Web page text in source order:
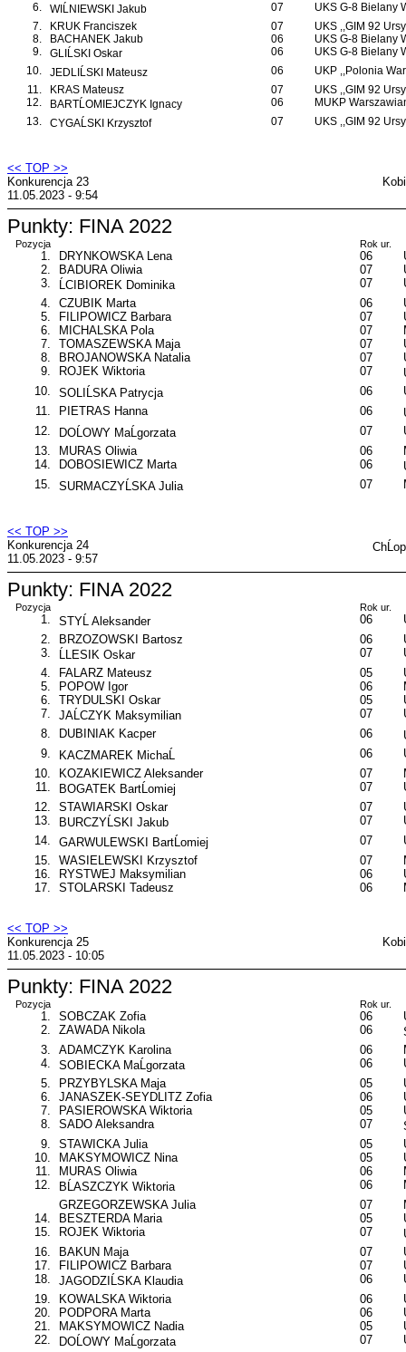
6.
WIĹNIEWSKI Jakub 07
UKS G-8 Bielany
7.
KRUK Franciszek 07
UKS ,,GIM 92
8.
BACHANEK Jakub 06
UKS G-8 Bielany
9.
GLIĹSKI Oskar 06
UKS G-8 Bielany
10.
JEDLIĹSKI Mateusz 06
UKP ,,Polonia
11.
KRAS Mateusz 07
UKS ,,GIM 92
12.
BARTĹOMIEJCZYK Ignacy 06
MUKP
13.
CYGAĹSKI Krzysztof 07 UKS ,,GIM 92
<< TOP >>
Konkurencja 23
11.05.2023 - 9:54
Punkty: FINA 2022
Pozycja Rok ur.
1. DRYNKOWSKA Lena 06
2.
BADURA Oliwia 07
3.
ĹCIBIOREK Dominika 07
4.
CZUBIK Marta 06
5.
FILIPOWICZ Barbara 07
6.
MICHALSKA Pola 07
7.
TOMASZEWSKA Maja 07
8.
BROJANOWSKA Natalia 07
9.
ROJEK Wiktoria 07
10.
SOLIĹSKA Patrycja 06
11.
PIETRAS Hanna 06
12.
DOĹOWY MaĹgorzata 07
13.
MURAS Oliwia 06
14.
DOBOSIEWICZ Marta 06
15.
SURMACZYĹSKA Julia 07
<< TOP >>
Konkurencja 24
11.05.2023 - 9:57
Punkty: FINA 2022
Pozycja Rok ur.
1. STYĹ Aleksander 06
2.
BRZOZOWSKI Bartosz 06
3.
ĹLESIK Oskar 07
4.
FALARZ Mateusz 05
5.
POPOW Igor 06
6.
TRYDULSKI Oskar 05
7.
JAĹCZYK Maksymilian 07
8.
DUBINIAK Kacper 06
9.
KACZMAREK MichaĹ 06
10.
KOZAKIEWICZ Aleksander 07
11.
BOGATEK BartĹomiej 07
12.
STAWIARSKI Oskar 07
13.
BURCZYĹSKI Jakub 07
14.
GARWULEWSKI BartĹomiej 07
15.
WASIELEWSKI Krzysztof 07
16.
RYSTWEJ Maksymilian 06
17.
STOLARSKI Tadeusz 06
<< TOP >>
Konkurencja 25
11.05.2023 - 10:05
Punkty: FINA 2022
Pozycja Rok ur.
1. SOBCZAK Zofia 06
2.
ZAWADA Nikola 06
3.
ADAMCZYK Karolina 06
4.
SOBIECKA MaĹgorzata 06
5.
PRZYBYLSKA Maja 05
6.
JANASZEK-SEYDLITZ Zofia 06
7.
PASIEROWSKA Wiktoria 05
8.
SADO Aleksandra 07
9.
STAWICKA Julia 05
10.
MAKSYMOWICZ Nina 05
11.
MURAS Oliwia 06
12.
BĹASZCZYK Wiktoria 06
GRZEGORZEWSKA Julia
07
14.
BESZTERDA Maria 05
15.
ROJEK Wiktoria 07
16.
BAKUN Maja 07
17.
FILIPOWICZ Barbara 07
18.
JAGODZIĹSKA Klaudia 06
19.
KOWALSKA Wiktoria 06
20.
PODPORA Marta 06
21.
MAKSYMOWICZ Nadia 05
22.
DOĹOWY MaĹgorzata 07